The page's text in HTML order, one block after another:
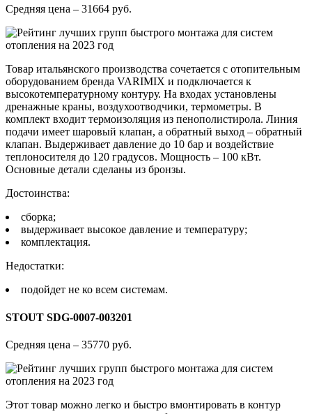
Средняя цена – 31664 руб.
Товар итальянского производства сочетается с отопительным
оборудованием бренда VARIMIX и подключается к
высокотемпературному контуру. На входах установлены
дренажные краны, воздухоотводчики, термометры. В
комплект входит термоизоляция из пенополистирола. Линия
подачи имеет шаровый клапан, а обратный выход – обратный
клапан. Выдерживает давление до 10 бар и воздействие
теплоносителя до 120 градусов. Мощность – 100 кВт.
Основные детали сделаны из бронзы.
Достоинства:
сборка;
выдерживает высокое давление и температуру;
комплектация.
Недостатки:
подойдет не ко всем системам.
STOUT SDG-0007-003201
Средняя цена – 35770 руб.
Этот товар можно легко и быстро вмонтировать в контур